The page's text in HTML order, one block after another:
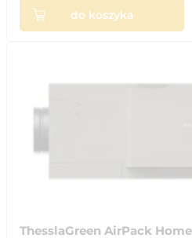
do koszyka
ThesslaGreen AirPack